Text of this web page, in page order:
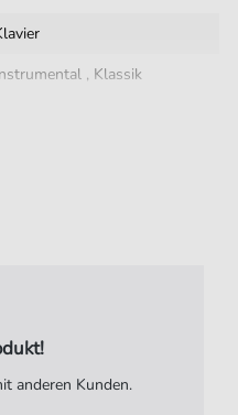
, Klassik
Music Limited
anderen Kunden.